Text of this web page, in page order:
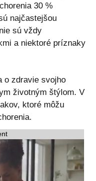
30 %
najčastejšou
sú vždy
a niektoré príznaky
o zdravie svojho
životným štýlom. V
ktoré môžu